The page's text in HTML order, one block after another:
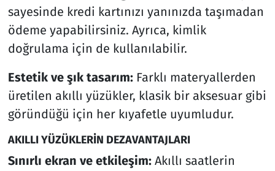
sayesinde kredi kartınızı yanınızda taşımadan
ödeme yapabilirsiniz. Ayrıca, kimlik
doğrulama için de kullanılabilir.
Estetik ve şık tasarım:Farklı materyallerden
üretilen akıllı yüzükler, klasik bir aksesuar gibi
göründüğü için her kıyafetle uyumludur.
AKILLI YÜZÜKLERİN DEZAVANTAJLARI
Sınırlı ekran ve etkileşim:Akıllı saatlerin